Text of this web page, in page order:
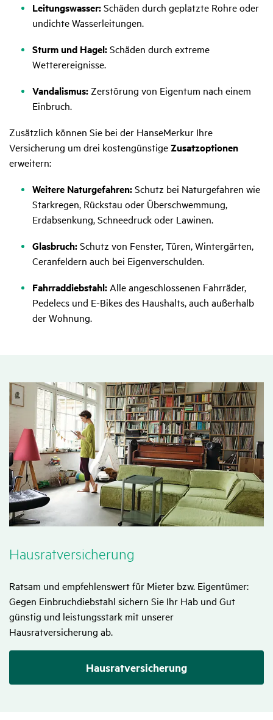
Leitungswasser:Schäden durch geplatzte Rohre oder
undichte Wasserleitungen.
Sturm und Hagel:Schäden durch extreme
Wetterereignisse.
Vandalismus:Zerstörung von Eigentum nach einem
Einbruch.
Zusätzlich können Sie bei der HanseMerkur Ihre
Versicherung um drei kostengünstigeZusatzoptionen
erweitern:
Weitere Naturgefahren:Schutz bei Naturgefahren wie
Starkregen, Rückstau oder Überschwemmung,
Erdabsenkung, Schneedruck oder Lawinen.
Glasbruch:Schutz von Fenster, Türen, Wintergärten,
Ceranfeldern auch bei Eigenverschulden.
Fahrraddiebstahl:Alle angeschlossenen Fahrräder,
Pedelecs und E-Bikes des Haushalts, auch außerhalb
der Wohnung.
Haus­rat­ver­si­che­rung
Ratsam und empfehlenswert für Mieter bzw. Eigentümer:
Gegen Einbruchdiebstahl sichern Sie Ihr Hab und Gut
günstig und leistungsstark mit unserer
Hausratversicherung ab.
Hausratversicherung